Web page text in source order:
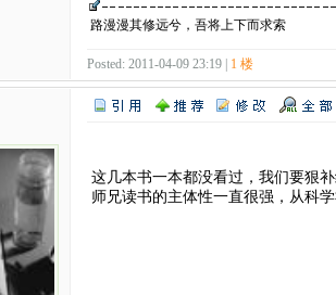
路漫漫其修远兮，吾将上下而求索
Posted: 2011-04-09 23:19 | 1 楼
这几本书一本都没看过，我们要狠
师兄读书的主体性一直很强，从科